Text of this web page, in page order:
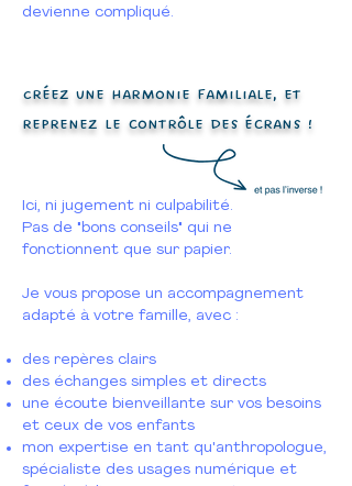
devienne compliqué.
Créez une harmonie familiale, et
reprenez le contrôle des écrans !
Ici, ni jugement ni culpabilité.
Pas de "bons conseils" qui ne
fonctionnent que sur papier.
Je vous propose un accompagnement
adapté à votre famille, avec :
des repères clairs
des échanges simples et directs
une écoute bienveillante sur vos besoins
et ceux de vos enfants
mon expertise en tant qu'anthropologue,
spécialiste des usages numérique et